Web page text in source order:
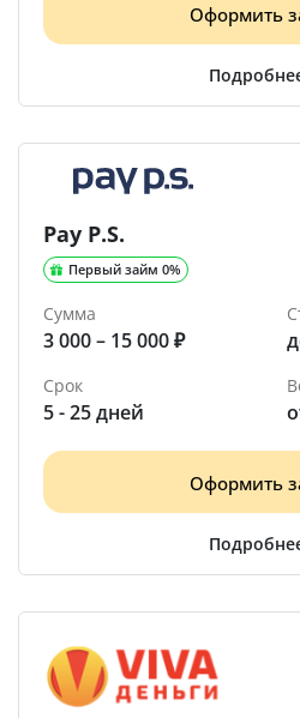
Оформить
Pay P.S.
Первый займ 0%
Сумма
3 000 – 15 000 ₽
Срок
5 - 25 дней
Оформить